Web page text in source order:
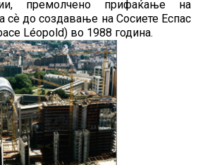
премолчено прифаќање на
сѐ до создавање на Сосиете Еспас
Léopold) во 1988 година.